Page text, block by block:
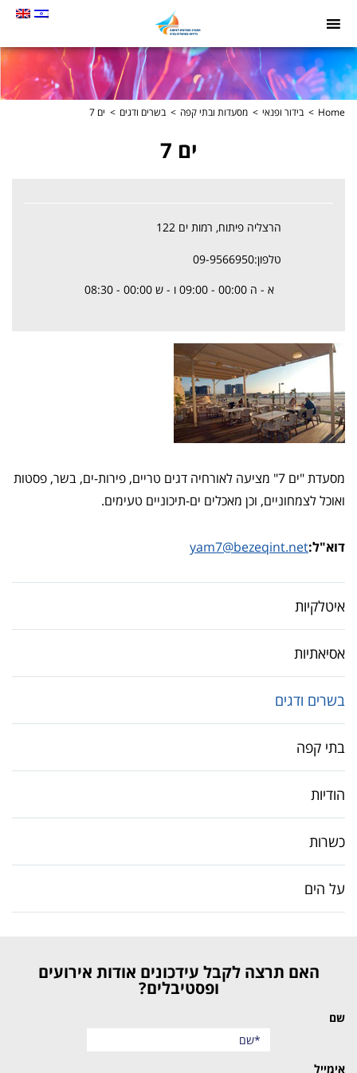
כקישור
לעמוד
הבית
Home בידור ופנאי מסעדות ובתי קפה בשרים ודגים ים 7
ים 7
הרצליה פיתוח, רמות ים 122
טלפון:09-9566950
א - ה 00:00 - 09:00 ו - ש 00:00 - 08:30
מסעדת "ים 7" מציעה לאורחיה דגים טריים, פירות-ים, בשר, פסטות
ואוכל לצמחוניים, וכן מאכלים ים-תיכוניים טעימים.
דוא"ל:yam7@bezeqint.net
איטלקיות
אסיאתיות
בשרים ודגים
בתי קפה
הודיות
כשרות
על הים
האם תרצה לקבל עידכונים אודות אירועים
ופסטיבלים?
שם
אימייל